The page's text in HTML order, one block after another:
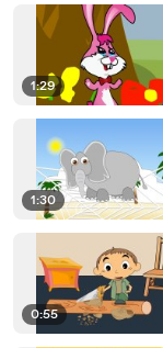
1:29
1:30
0:55